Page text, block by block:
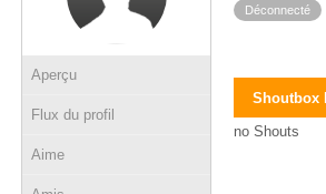
Aperçu
Flux du profil
Aime
Déconnecté
Shoutbox
no Shouts